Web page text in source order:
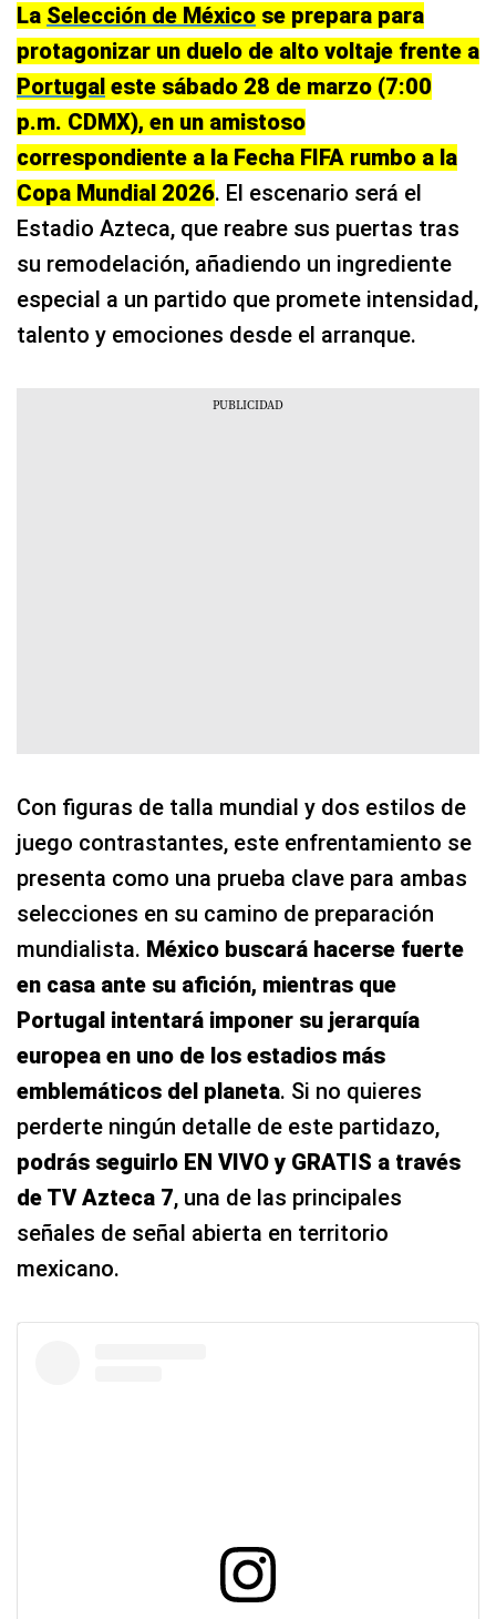
La Selección de México se prepara para
protagonizar un duelo de alto voltaje frente a
Portugal este sábado 28 de marzo (7:00
p.m. CDMX), en un amistoso
correspondiente a la Fecha FIFA rumbo a la
Copa Mundial 2026. El escenario será el
Estadio Azteca, que reabre sus puertas tras
su remodelación, añadiendo un ingrediente
especial a un partido que promete intensidad,
talento y emociones desde el arranque.
Con figuras de talla mundial y dos estilos de
juego contrastantes, este enfrentamiento se
presenta como una prueba clave para ambas
selecciones en su camino de preparación
mundialista. México buscará hacerse fuerte
en casa ante su afición, mientras que
Portugal intentará imponer su jerarquía
europea en uno de los estadios más
emblemáticos del planeta. Si no quieres
perderte ningún detalle de este partidazo,
podrás seguirlo EN VIVO y GRATIS a través
de TV Azteca 7, una de las principales
señales de señal abierta en territorio
mexicano.